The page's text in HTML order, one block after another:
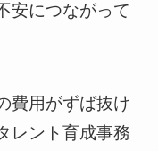
安につながって
費用がずば抜け
レント育成事務